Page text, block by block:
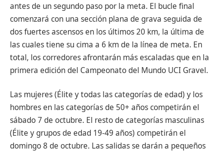
antes de un segundo paso por la meta. El bucle final
comenzará con una sección plana de grava seguida de
dos fuertes ascensos en los últimos 20 km, la última de
las cuales tiene su cima a 6 km de la línea de meta. En
total, los corredores afrontarán más escaladas que en la
primera edición del Campeonato del Mundo UCI Gravel.
Las mujeres (Élite y todas las categorías de edad) y los
hombres en las categorías de 50+ años competirán el
sábado 7 de octubre. El resto de categorías masculinas
(Élite y grupos de edad 19-49 años) competirán el
domingo 8 de octubre. Las salidas se darán a pequeños